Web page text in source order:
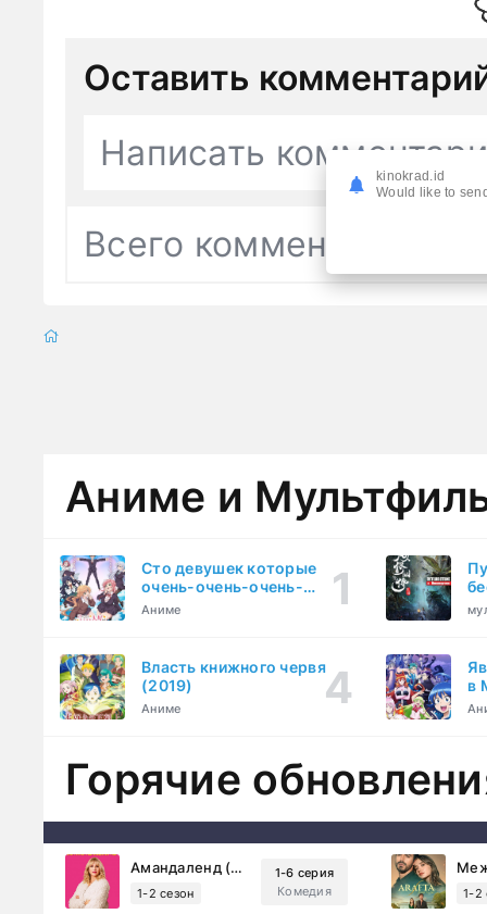
Оставить
Написать
Всего комментариев
Аниме и
Сто девушек которые
очень-очень-очень-
очень-очень сильно тебя
Аниме
Власть книжного червя
(2019)
Аниме
в
Горячие
Амандаленд (2025)
1-2 сезон
1-6 серия
Комедия
1-2
kinokrad.id
Would like to